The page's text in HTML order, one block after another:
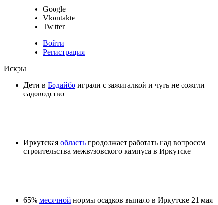
Google
Vkontakte
Twitter
Войти
Регистрация
Искры
Дети в Бодайбо играли с зажигалкой и чуть не сожгли
садоводство
Иркутская область продолжает работать над вопросом
строительства межвузовского кампуса в Иркутске
65% месячной нормы осадков выпало в Иркутске 21 мая